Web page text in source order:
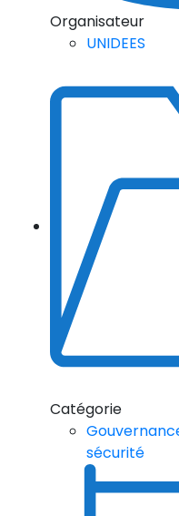
Organisateur
UNIDEES
Catégorie
sécurité